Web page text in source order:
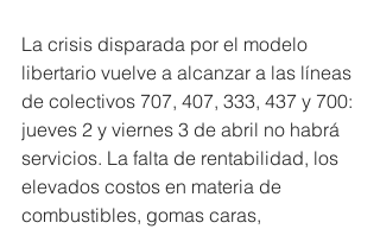
La crisis disparada por el modelo
libertario vuelve a alcanzar a las líneas
de colectivos 707, 407, 333, 437 y 700:
jueves 2 y viernes 3 de abril no habrá
servicios. La falta de rentabilidad, los
elevados costos en materia de
combustibles, gomas caras,